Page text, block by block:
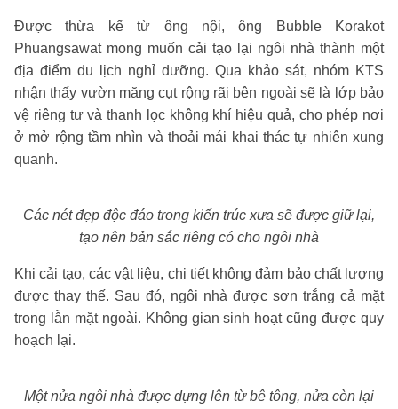
Được thừa kế từ ông nội, ông Bubble Korakot
Phuangsawat mong muốn cải tạo lại ngôi nhà thành một
địa điểm du lịch nghỉ dưỡng. Qua khảo sát, nhóm KTS
nhận thấy vườn măng cụt rộng rãi bên ngoài sẽ là lớp bảo
vệ riêng tư và thanh lọc không khí hiệu quả, cho phép nơi
ở mở rộng tầm nhìn và thoải mái khai thác tự nhiên xung
quanh.
Các nét đẹp độc đáo trong kiến trúc xưa sẽ được giữ lại,
tạo nên bản sắc riêng có cho ngôi nhà
Khi cải tạo, các vật liệu, chi tiết không đảm bảo chất lượng
được thay thế. Sau đó, ngôi nhà được sơn trắng cả mặt
trong lẫn mặt ngoài. Không gian sinh hoạt cũng được quy
hoạch lại.
Một nửa ngôi nhà được dựng lên từ bê tông, nửa còn lại